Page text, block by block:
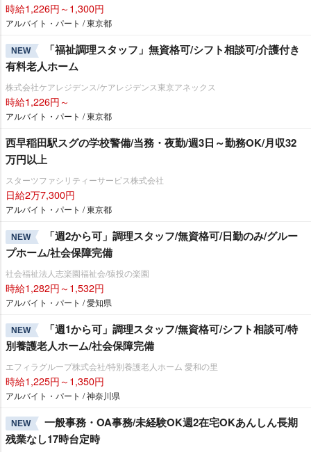
時給1,226円～1,300円
アルバイト・パート / 東京都
NEW
「福祉調理スタッフ」無資格可/シフト相談可/介護付き
有料老人ホーム
株式会社ケアレジデンス/ケアレジデンス東京アネックス
時給1,226円～
アルバイト・パート / 東京都
西早稲田駅スグの学校警備/当務・夜勤/週3日～勤務OK/月収32
万円以上
スターツファシリティーサービス株式会社
日給2万7,300円
アルバイト・パート / 東京都
NEW
「週2から可」調理スタッフ/無資格可/日勤のみ/グルー
プホーム/社会保障完備
社会福祉法人志楽園福祉会/猿投の楽園
時給1,282円～1,532円
アルバイト・パート / 愛知県
NEW
「週1から可」調理スタッフ/無資格可/シフト相談可/特
別養護老人ホーム/社会保障完備
エフィラグループ株式会社/特別養護老人ホーム 愛和の里
時給1,225円～1,350円
アルバイト・パート / 神奈川県
NEW
一般事務・OA事務/未経験OK週2在宅OKあんしん長期
残業なし17時台定時